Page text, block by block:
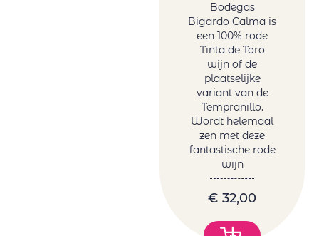
Bodegas
Bigardo Calma is
een 100% rode
Tinta de Toro
wijn of de
plaatselijke
variant van de
Tempranillo.
Wordt helemaal
zen met deze
fantastische rode
wijn
€ 32,00